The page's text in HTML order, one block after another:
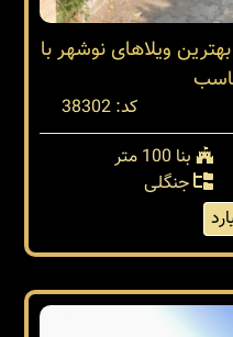
ویلاهای نوشهر با
کد: 38302
بنا 100 متر
جنگلی